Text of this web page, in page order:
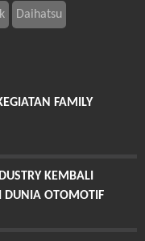
Daihatsu
FAMILY
KEMBALI
DUNIA OTOMOTIF